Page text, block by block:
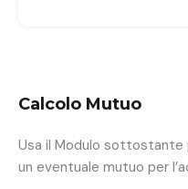
Calcolo Mutuo
Usa il Modulo sottostante
un eventuale mutuo per